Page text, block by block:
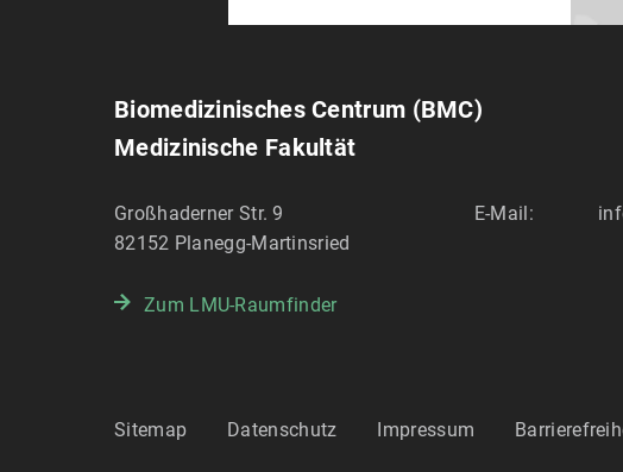
Biomedizinisches Centrum (BMC)
Medizinische Fakultät
Großhaderner Str. 9
82152 Planegg-Martinsried
E-Mail:
Zum LMU-Raumfinder
Sitemap Datenschutz Impressum